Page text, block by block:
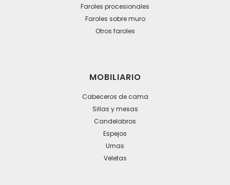
Faroles procesionales
Faroles sobre muro
Otros faroles
MOBILIARIO
Cabeceros de cama
Sillas y mesas
Candelabros
Espejos
Urnas
Veletas